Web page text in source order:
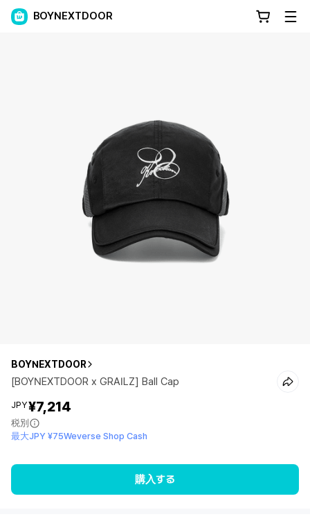
BOYNEXTDOOR
BOYNEXTDOOR
[BOYNEXTDOOR x GRAILZ] Ball Cap
JPY¥7,214
税別
最大JPY ¥75Weverse Shop Cash
購入する